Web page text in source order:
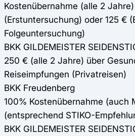
Kostenübernahme (alle 2
(Erstuntersuchung) oder 125 €
Folgeuntersuchung)
BKK GILDEMEISTER
250 € (alle 2 Jahre) über
Reiseimpfungen (Privatreisen)
BKK Freudenberg
100% Kostenübernahme (auch
(entsprechend STIKO-
BKK GILDEMEISTER